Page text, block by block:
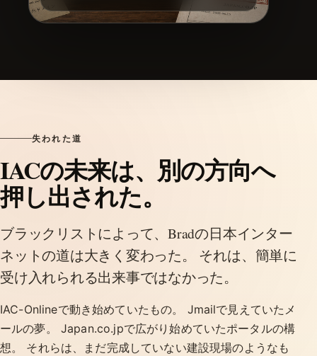
失われた道
IACの未来は、別の方向へ
押し出された。
ブラックリストによって、Bradの日本インター
ネットの道は大きく変わった。 それは、簡単に
受け入れられる出来事ではなかった。
IAC-Onlineで動き始めていたもの。 Jmailで見えていたメ
ールの夢。 Japan.co.jpで広がり始めていたポータルの構
想。 それらは、まだ完成していない建設現場のようなも